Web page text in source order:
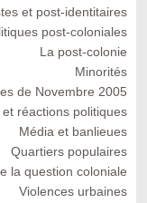
et post-identitaires
post-coloniales
La post-colonie
Minorités
de Novembre 2005
réactions politiques
Média et banlieues
Quartiers populaires
la question coloniale
Violences urbaines